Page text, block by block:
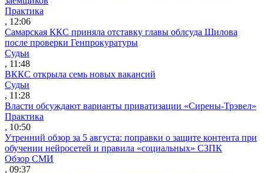
Практика
, 12:06
Самарская ККС приняла отставку главы облсуда Шилова
после проверки Генпрокуратуры
Судьи
, 11:48
ВККС открыла семь новых вакансий
Судьи
, 11:28
Власти обсуждают варианты приватизации «Сирены-Трэвел»
Практика
, 10:50
Утренний обзор за 5 августа: поправки о защите контента при
обучении нейросетей и правила «социальных» СЗПК
Обзор СМИ
, 09:37